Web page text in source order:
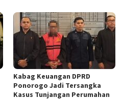
Kabag Keuangan DPRD
Ponorogo Jadi Tersangka
Kasus Tunjangan Perumahan